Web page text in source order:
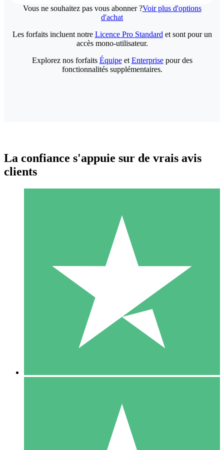
Vous ne souhaitez pas vous abonner ?Voir plus d'options
d'achat
Packs de Crédits Individuels
Payez à l'utilisation avec des crédits de téléchargement. Sans
1 Téléchargement
10 00
10 Téléchargements
20 00
Les forfaits incluent notre Licence Pro Standard et sont pour un
accès mono-utilisateur.
Explorez nos forfaits Équipeet Enterprisepour des
fonctionnalités supplémentaires.
La confiance s'appuie sur de vrais avis
clients